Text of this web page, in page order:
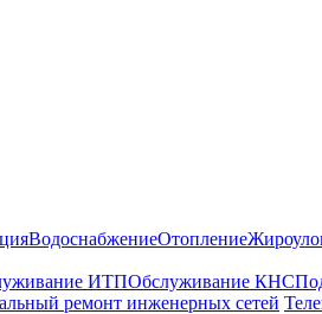
ВодоснабжениеОтопление
ИТПОбслуживание КНС
ремонт инженерных сетей